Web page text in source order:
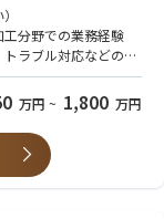
、次世代Panelメッ
す。
ション
工分野での業務経験
ラブル対応などの経
た経験
は不問です
万円 ~ 1,800 万円